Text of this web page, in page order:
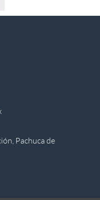
Pachuca de